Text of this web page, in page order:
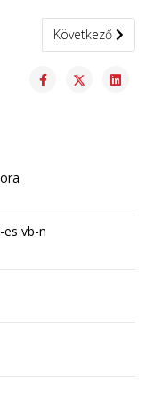
2025/-2026-os
Következő
Következő
vb-n